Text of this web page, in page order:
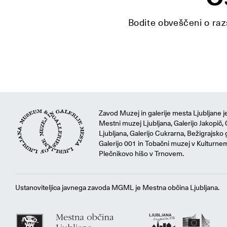
Bodite obveščeni o
Zavod Muzej in galerije mesta Ljubljane
Mestni muzej Ljubljana, Galerijo
Ljubljana, Galerijo Cukrarna,
Galerijo 001 in Tobačni muzej v
Plečnikovo hišo v Trnovem.
Ustanoviteljica javnega zavoda MGML je Mestna občina Ljubljana.